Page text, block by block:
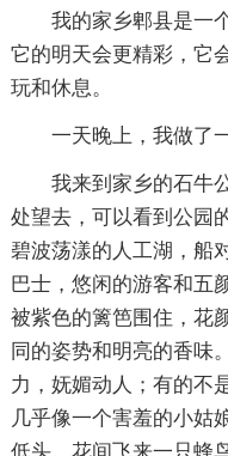
我的家乡郫县是一
它的明天会更精彩，它
玩和休息。
一天晚上，我做了
我来到家乡的石牛
处望去，可以看到公园
碧波荡漾的人工湖，船
巴士，悠闲的游客和五
被紫色的篱笆围住，花
同的姿势和明亮的香味
力，妩媚动人；有的不
几乎像一个害羞的小姑
低头。花间飞来一只蜂